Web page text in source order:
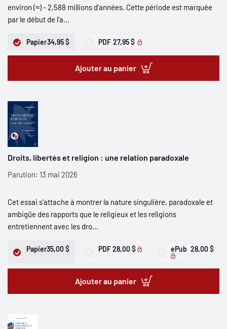
environ (≈) - 2,588 millions d’années. Cette période est marquée
par le début de l’a...
Papier34,95 $ PDF 27,95 $
Ajouter au panier
Droits, libertés et religion : une relation paradoxale
Parution: 13 mai 2026
Cet essai s'attache à montrer la nature singulière, paradoxale et
ambigüe des rapports que le religieux et les religions
entretiennent avec les dro...
Papier35,00 $ PDF28,00 $ ePub 28,00 $
Ajouter au panier